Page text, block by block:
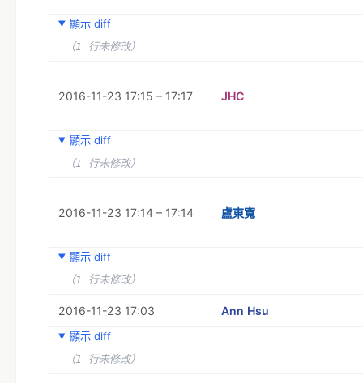
顯示 diff
（1 行未修改）
2016-11-23 17:15 – 17:17 JHC
顯示 diff
（1 行未修改）
2016-11-23 17:14 – 17:14 盧東寬
顯示 diff
（1 行未修改）
2016-11-23 17:03 Ann Hsu
顯示 diff
（1 行未修改）